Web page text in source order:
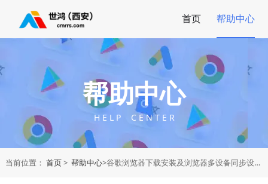
首页 帮助中心
帮助中心
H E L P C E N T E R
当前位置： 首页> 帮助中心>谷歌浏览器下载安装及浏览器多设备同步设置方法